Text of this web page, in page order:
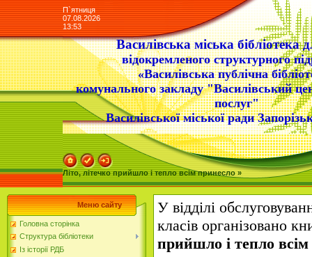
П`ятниця
07.08.2026
13:53
Василівська міська бібліотека
відокремленого структурного
«Василівська публічна
комунального закладу "Василівський
послуг"
Василівської міської ради
Літо, літечко прийшло і тепло всім принесло »
Меню сайту
Головна сторінка
Структура бібліотеки
Із історії РДБ
У відділі
класів організовано
прийшло і тепло